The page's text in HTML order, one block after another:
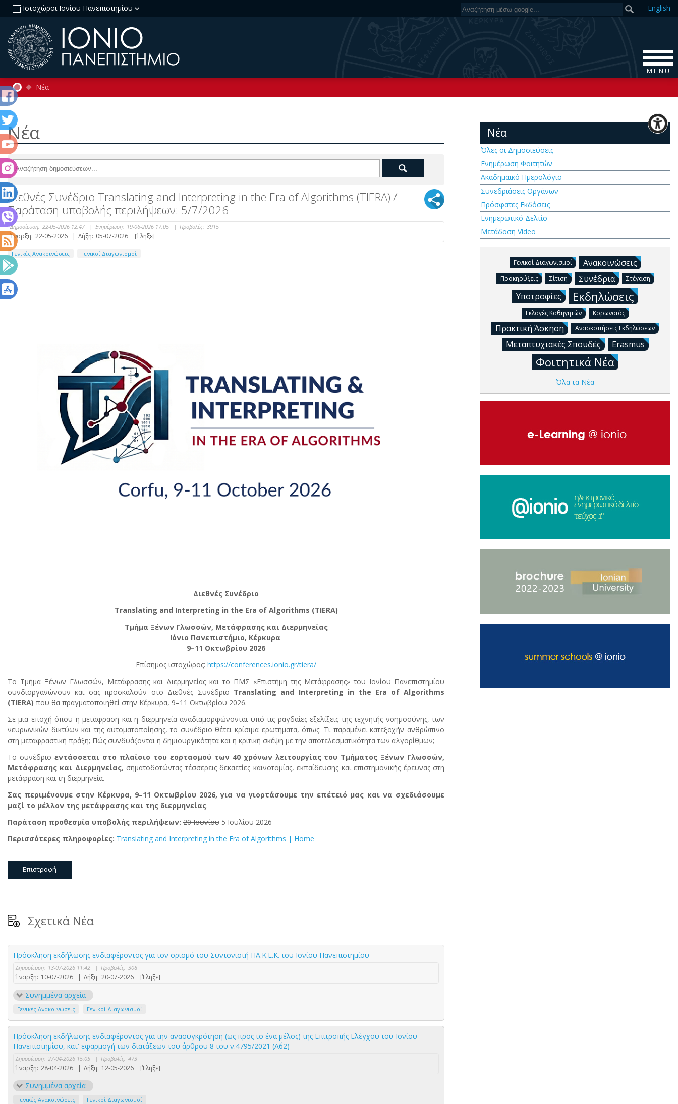
Ιστοχώροι Ιονίου Πανεπιστημίου English
M E N U
Νέα
Νέα
Διεθνές Συνέδριο Translating and Interpreting in the Era of Algorithms (TIERA) /
Παράταση υποβολής περιλήψεων: 5/7/2026
Δημοσίευση: 22-05-2026 12:47 | Ενημέρωση: 19-06-2026 17:05 | Προβολές: 3915
Έναρξη: 22-05-2026 | Λήξη: 05-07-2026 [Έληξε]
Γενικές Ανακοινώσεις Γενικοί Διαγωνισμοί
Διεθνές Συνέδριο
Translating and Interpreting in the Era of Algorithms (TIERA)
Τμήμα Ξένων Γλωσσών, Μετάφρασης και Διερμηνείας
Ιόνιο Πανεπιστήμιο, Κέρκυρα
9–11 Οκτωβρίου 2026
Επίσημος ιστοχώρος: https://conferences.ionio.gr/tiera/
Το Τμήμα Ξένων Γλωσσών, Μετάφρασης και Διερμηνείας και το ΠΜΣ «Επιστήμη της Μετάφρασης» του Ιονίου Πανεπιστημίου
συνδιοργανώνουν και σας προσκαλούν στο Διεθνές Συνέδριο Translating and Interpreting in the Era of Algorithms
(TIERA) που θα πραγματοποιηθεί στην Κέρκυρα, 9–11 Οκτωβρίου 2026.
Σε μια εποχή όπου η μετάφραση και η διερμηνεία αναδιαμορφώνονται υπό τις ραγδαίες εξελίξεις της τεχνητής νοημοσύνης, των
νευρωνικών δικτύων και της αυτοματοποίησης, το συνέδριο θέτει κρίσιμα ερωτήματα, όπως: Τι παραμένει κατεξοχήν ανθρώπινο
στη μεταφραστική πράξη; Πώς συνδυάζονται η δημιουργικότητα και η κριτική σκέψη με την αποτελεσματικότητα των αλγορίθμων;
Το συνέδριο εντάσσεται στο πλαίσιο του εορτασμού των 40 χρόνων λειτουργίας του Τμήματος Ξένων Γλωσσών,
Μετάφρασης και Διερμηνείας, σηματοδοτώντας τέσσερεις δεκαετίες καινοτομίας, εκπαίδευσης και επιστημονικής έρευνας στη
μετάφραση και τη διερμηνεία.
Σας περιμένουμε στην Κέρκυρα, 9–11 Οκτωβρίου 2026, για να γιορτάσουμε την επέτειό μας και να σχεδιάσουμε
μαζί το μέλλον της μετάφρασης και της διερμηνείας.
Παράταση προθεσμία υποβολής περιλήψεων: 20 Ιουνίου 5 Ιουλίου 2026
Περισσότερες πληροφορίες: Translating and Interpreting in the Era of Algorithms | Home
Επιστροφή
Σχετικά Νέα
Πρόσκληση εκδήλωσης ενδιαφέροντος για τον ορισμό του Συντονιστή ΠΑ.Κ.Ε.Κ. του Ιονίου Πανεπιστημίου
Δημοσίευση: 13-07-2026 11:42 | Προβολές: 308
Έναρξη: 10-07-2026 | Λήξη: 20-07-2026 [Έληξε]
Συνημμένα αρχεία
Γενικές Ανακοινώσεις Γενικοί Διαγωνισμοί
Πρόσκληση εκδήλωσης ενδιαφέροντος για την ανασυγκρότηση (ως προς το ένα μέλος) της Επιτροπής Ελέγχου του Ιονίου
Πανεπιστημίου, κατ' εφαρμογή των διατάξεων του άρθρου 8 του ν.4795/2021 (Α΄62)
Δημοσίευση: 27-04-2026 15:05 | Προβολές: 473
Έναρξη: 28-04-2026 | Λήξη: 12-05-2026 [Έληξε]
Συνημμένα αρχεία
Γενικές Ανακοινώσεις Γενικοί Διαγωνισμοί
Νέα
Όλες οι Δημοσιεύσεις
Ενημέρωση Φοιτητών
Ακαδημαϊκό Ημερολόγιο
Συνεδριάσεις Οργάνων
Πρόσφατες Εκδόσεις
Ενημερωτικό Δελτίο
Μετάδοση Video
Γενικοί Διαγωνισμοί Ανακοινώσεις
Προκηρύξεις Σίτιση Συνέδρια Στέγαση
Υποτροφίες Εκδηλώσεις
Εκλογές Καθηγητών Κορωνοϊός
Πρακτική Άσκηση Ανασκοπήσεις Εκδηλώσεων
Μεταπτυχιακές Σπουδές Erasmus
Φοιτητικά Νέα
Όλα τα Νέα